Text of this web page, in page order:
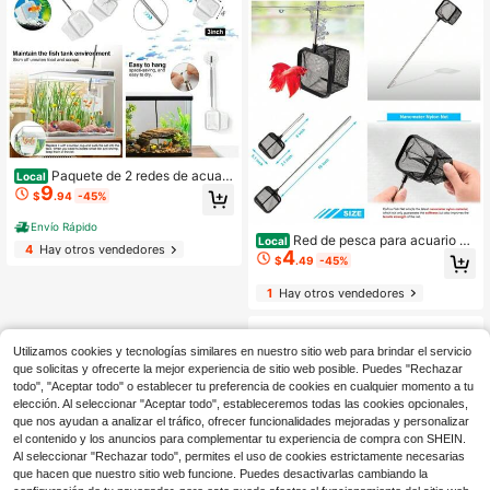
Local Paquete de 2 redes de acuari
o blancas de 3 pulgadas, herramien
ta de limpieza y decoración de mall
a de secado rápido para camarones
y bettas
$9.94 -45%
Envío Rápido
4Hay otros vendedores
Local Red de pesca para acuario co
n mango extensible de 6 a 16 pulga
das, malla de nailon para pecera na
no de betta, con 1 año de garantía
$4.49 -45%
1Hay otros vendedores
Utilizamos cookies y tecnologías similares en nuestro sitio web para brindar el servicio
que solicitas y ofrecerte la mejor experiencia de sitio web posible. Puedes "Rechazar
todo", "Aceptar todo" o establecer tu preferencia de cookies en cualquier momento a tu
elección. Al seleccionar "Aceptar todo", estableceremos todas las cookies opcionales,
que nos ayudan a analizar el tráfico, ofrecer funcionalidades mejoradas y personalizar
el contenido y los anuncios para complementar tu experiencia de compra con SHEIN.
Al seleccionar "Rechazar todo", permites el uso de cookies estrictamente necesarias
que hacen que nuestro sitio web funcione. Puedes desactivarlas cambiando la